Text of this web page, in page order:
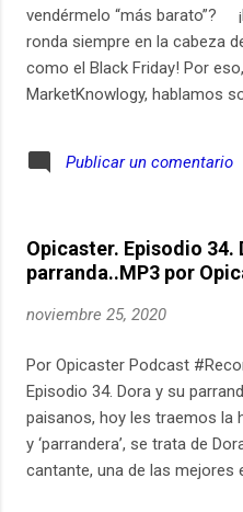
vendérmelo “más barato”?
ronda siempre en la cabeza
como el Black Friday! Por
MarketKnowlogy, hablamos
seguras. Conduce: Jaime
Comercio Electrónico –
Sebastián Orjuela,
sus preguntas,
Publicar un comentario
Opicaster. Episodio 34.
parranda..MP3 por
noviembre 25, 2020
Por Opicaster Podcast
Episodio 34. Dora y su
paisanos, hoy les traemos la
y ‘parrandera’, se trata de
cantante, una de las mejores